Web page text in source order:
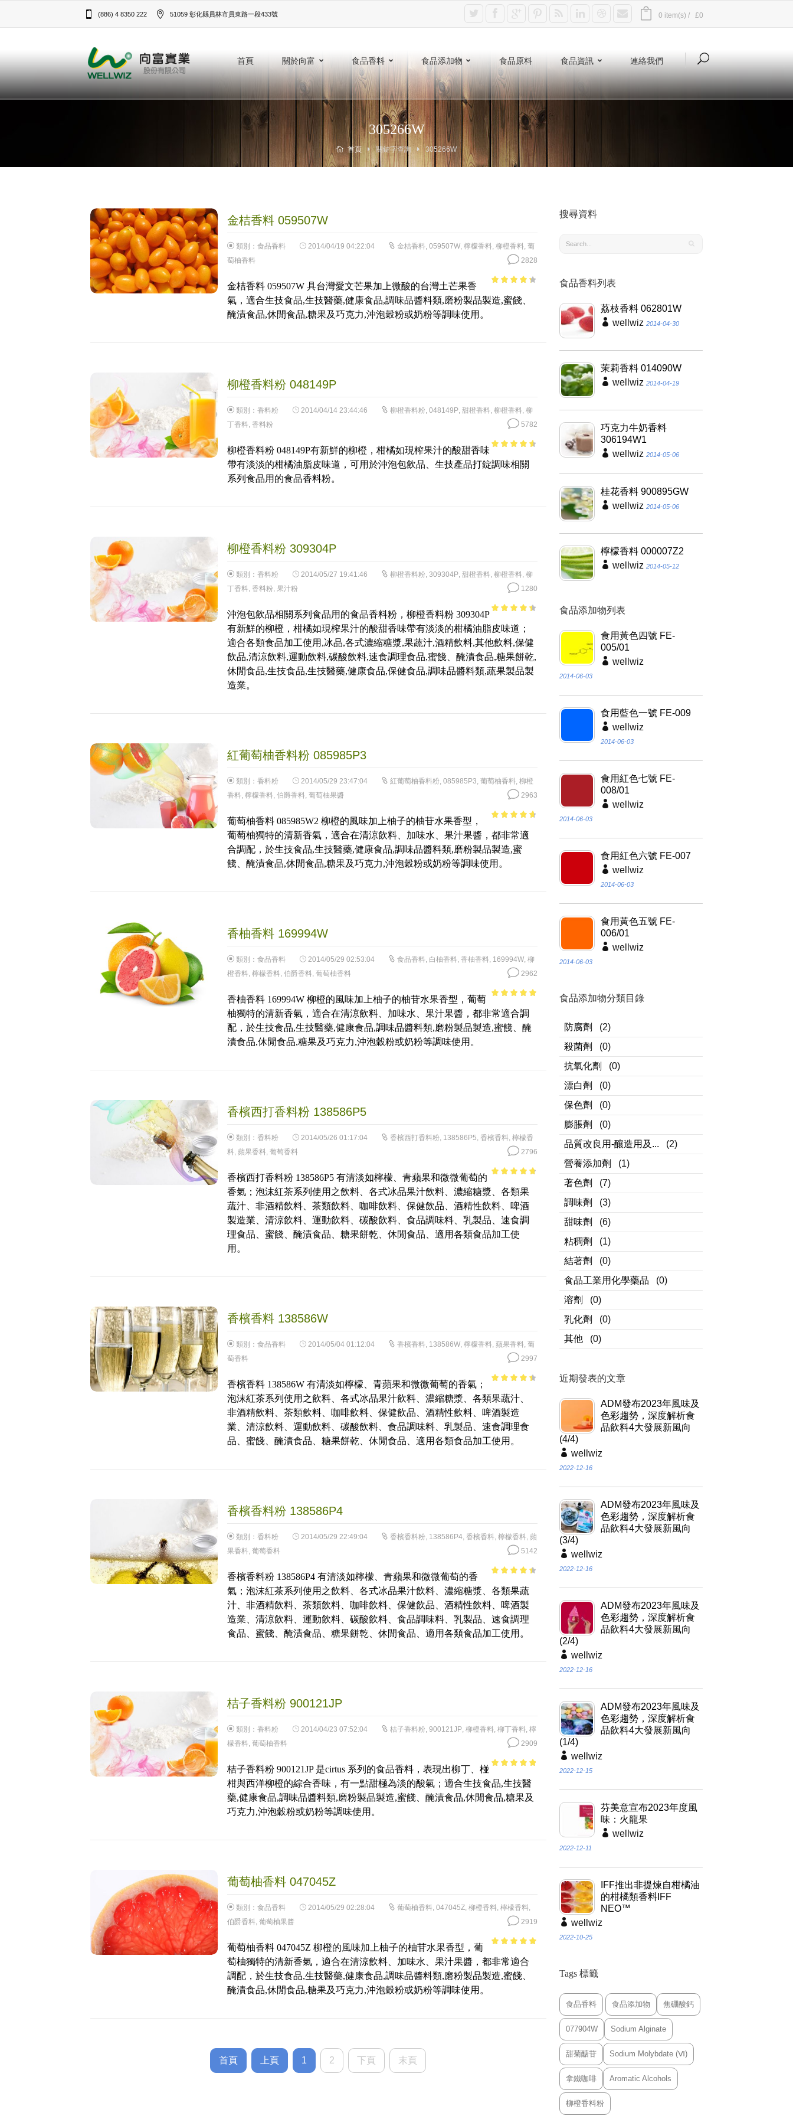
(886) 4 8350 222 51059 彰化縣員林市員東路一段433號‎ 0 item(s) / £0
首頁 關於向富 食品香料 食品添加物 食品原料 食品資訊 連絡我們
305266W
首頁 關鍵字查詢 305266W
金桔香料 059507W
類別： 食品香料 2014/04/19 04:22:04 金桔香料, 059507W, 檸檬香料, 柳橙香料, 葡
萄柚香料
2828
of 5
金桔香料 059507W 具台灣愛文芒果加上微酸的台灣土芒果香
氣，適合生技食品,生技醫藥,健康食品,調味品醬料類,磨粉製品製造,蜜餞、
醃漬食品,休閒食品,糖果及巧克力,沖泡穀粉或奶粉等調味使用。
柳橙香料粉 048149P
類別： 香料粉 2014/04/14 23:44:46 柳橙香料粉, 048149P, 甜橙香料, 柳橙香料, 柳
丁香料, 香料粉 5782
of 5
柳橙香料粉 048149P有新鮮的柳橙，柑橘如現榨果汁的酸甜香味
帶有淡淡的柑橘油脂皮味道，可用於沖泡包飲品、生技產品打錠調味相關
系列食品用的食品香料粉。
柳橙香料粉 309304P
類別： 香料粉 2014/05/27 19:41:46 柳橙香料粉, 309304P, 甜橙香料, 柳橙香料, 柳
丁香料, 香料粉, 果汁粉 1280
of 5
沖泡包飲品相關系列食品用的食品香料粉，柳橙香料粉 309304P
有新鮮的柳橙，柑橘如現榨果汁的酸甜香味帶有淡淡的柑橘油脂皮味道；
適合各類食品加工使用,冰品,各式濃縮糖漿,果蔬汁,酒精飲料,其他飲料,保健
飲品,清涼飲料,運動飲料,碳酸飲料,速食調理食品,蜜餞、醃漬食品,糖果餅乾,
休閒食品,生技食品,生技醫藥,健康食品,保健食品,調味品醬料類,蔬果製品製
造業。
紅葡萄柚香料粉 085985P3
類別： 香料粉 2014/05/29 23:47:04 紅葡萄柚香料粉, 085985P3, 葡萄柚香料, 柳橙
香料, 檸檬香料, 伯爵香料, 葡萄柚果醬 2963
5
葡萄柚香料 085985W2 柳橙的風味加上柚子的柚苷水果香型，
葡萄柚獨特的清新香氣，適合在清涼飲料、加味水、果汁果醬，都非常適
合調配，於生技食品,生技醫藥,健康食品,調味品醬料類,磨粉製品製造,蜜
餞、醃漬食品,休閒食品,糖果及巧克力,沖泡穀粉或奶粉等調味使用。
香柚香料 169994W
類別： 食品香料 2014/05/29 02:53:04 食品香料, 白柚香料, 香柚香料, 169994W, 柳
橙香料, 檸檬香料, 伯爵香料, 葡萄柚香料 2962
5
香柚香料 169994W 柳橙的風味加上柚子的柚苷水果香型，葡萄
柚獨特的清新香氣，適合在清涼飲料、加味水、果汁果醬，都非常適合調
配，於生技食品,生技醫藥,健康食品,調味品醬料類,磨粉製品製造,蜜餞、醃
漬食品,休閒食品,糖果及巧克力,沖泡穀粉或奶粉等調味使用。
香檳西打香料粉 138586P5
類別： 香料粉 2014/05/26 01:17:04 香檳西打香料粉, 138586P5, 香檳香料, 檸檬香
料, 蘋果香料, 葡萄香料 2796
5
香檳西打香料粉 138586P5 有清淡如檸檬、青蘋果和微微葡萄的
香氣；泡沫紅茶系列使用之飲料、各式冰品果汁飲料、濃縮糖漿、各類果
蔬汁、非酒精飲料、茶類飲料、咖啡飲料、保健飲品、酒精性飲料、啤酒
製造業、清涼飲料、運動飲料、碳酸飲料、食品調味料、乳製品、速食調
理食品、蜜餞、醃漬食品、糖果餅乾、休閒食品、適用各類食品加工使
用。
香檳香料 138586W
類別： 食品香料 2014/05/04 01:12:04 香檳香料, 138586W, 檸檬香料, 蘋果香料, 葡
萄香料
2997
of 5
香檳香料 138586W 有清淡如檸檬、青蘋果和微微葡萄的香氣；
泡沫紅茶系列使用之飲料、各式冰品果汁飲料、濃縮糖漿、各類果蔬汁、
非酒精飲料、茶類飲料、咖啡飲料、保健飲品、酒精性飲料、啤酒製造
業、清涼飲料、運動飲料、碳酸飲料、食品調味料、乳製品、速食調理食
品、蜜餞、醃漬食品、糖果餅乾、休閒食品、適用各類食品加工使用。
香檳香料粉 138586P4
類別： 香料粉 2014/05/29 22:49:04 香檳香料粉, 138586P4, 香檳香料, 檸檬香料, 蘋
果香料, 葡萄香料 5142
of 5
香檳香料粉 138586P4 有清淡如檸檬、青蘋果和微微葡萄的香
氣；泡沫紅茶系列使用之飲料、各式冰品果汁飲料、濃縮糖漿、各類果蔬
汁、非酒精飲料、茶類飲料、咖啡飲料、保健飲品、酒精性飲料、啤酒製
造業、清涼飲料、運動飲料、碳酸飲料、食品調味料、乳製品、速食調理
食品、蜜餞、醃漬食品、糖果餅乾、休閒食品、適用各類食品加工使用。
桔子香料粉 900121JP
類別： 香料粉 2014/04/23 07:52:04 桔子香料粉, 900121JP, 柳橙香料, 柳丁香料, 檸
檬香料, 葡萄柚香料 2909
5
桔子香料粉 900121JP 是cirtus 系列的食品香料，表現出柳丁、椪
柑與西洋柳橙的綜合香味，有一點甜極為淡的酸氣；適合生技食品,生技醫
藥,健康食品,調味品醬料類,磨粉製品製造,蜜餞、醃漬食品,休閒食品,糖果及
巧克力,沖泡穀粉或奶粉等調味使用。
葡萄柚香料 047045Z
類別： 食品香料 2014/05/29 02:28:04 葡萄柚香料, 047045Z, 柳橙香料, 檸檬香料,
伯爵香料, 葡萄柚果醬 2919
葡萄柚香料 047045Z 柳橙的風味加上柚子的柚苷水果香型，葡
萄柚獨特的清新香氣，適合在清涼飲料、加味水、果汁果醬，都非常適合
調配，於生技食品,生技醫藥,健康食品,調味品醬料類,磨粉製品製造,蜜餞、
醃漬食品,休閒食品,糖果及巧克力,沖泡穀粉或奶粉等調味使用。
首頁 上頁 1 2 下頁 末頁
搜尋資料
食品香料列表
荔枝香料 062801W
wellwiz 2014-04-30
茉莉香料 014090W
wellwiz 2014-04-19
巧克力牛奶香料
306194W1
wellwiz 2014-05-06
桂花香料 900895GW
wellwiz 2014-05-06
檸檬香料 000007Z2
wellwiz 2014-05-12
食品添加物列表
食用黃色四號 FE-
005/01
wellwiz
2014-06-03
食用藍色一號 FE-009
wellwiz
2014-06-03
食用紅色七號 FE-
008/01
wellwiz
2014-06-03
食用紅色六號 FE-007
wellwiz
2014-06-03
食用黃色五號 FE-
006/01
wellwiz
2014-06-03
食品添加物分類目錄
防腐劑
(2)
殺菌劑
(0)
抗氧化劑
(0)
漂白劑
(0)
保色劑
(0)
膨脹劑
(0)
品質改良用-釀造用及...
(2)
營養添加劑
(1)
著色劑
(7)
調味劑
(3)
甜味劑
(6)
粘稠劑
(1)
結著劑
(0)
食品工業用化學藥品
(0)
溶劑
(0)
乳化劑
(0)
其他
(0)
近期發表的文章
ADM發布2023年風味及
色彩趨勢，深度解析食
品飲料4大發展新風向
(4/4)
wellwiz
2022-12-16
ADM發布2023年風味及
色彩趨勢，深度解析食
品飲料4大發展新風向
(3/4)
wellwiz
2022-12-16
ADM發布2023年風味及
色彩趨勢，深度解析食
品飲料4大發展新風向
(2/4)
wellwiz
2022-12-16
ADM發布2023年風味及
色彩趨勢，深度解析食
品飲料4大發展新風向
(1/4)
wellwiz
2022-12-15
芬美意宣布2023年度風
味：火龍果
wellwiz
2022-12-11
IFF推出非提煉自柑橘油
的柑橘類香料IFF
NEO™
wellwiz
2022-10-25
Tags 標籤
食品香料 食品添加物 焦硼酸鈣
077904W Sodium Alginate
甜菊醣苷 Sodium Molybdate (Ⅵ)
拿鐵咖啡 Aromatic Alcohols
柳橙香料粉